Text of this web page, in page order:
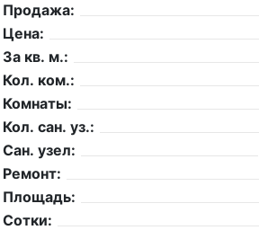
Продажа:
Цена:
За кв. м.:
Кол. ком.:
Комнаты:
Кол. сан. уз.:
Сан. узел:
Ремонт:
Площадь:
Сотки: